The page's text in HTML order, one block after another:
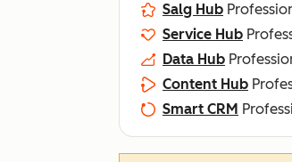
Salg Hub
Service Hub
Data Hub
Content Hub
Smart CRM